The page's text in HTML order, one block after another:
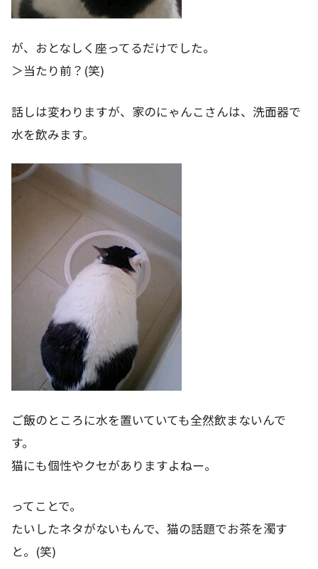
が、おとなしく座ってるだけでした。
＞当たり前？(笑)
話しは変わりますが、家のにゃんこさんは、洗面器で
水を飲みます。
ご飯のところに水を置いていても全然飲まないんで
す。
猫にも個性やクセがありますよねー。
ってことで。
たいしたネタがないもんで、猫の話題でお茶を濁す
と。(笑)